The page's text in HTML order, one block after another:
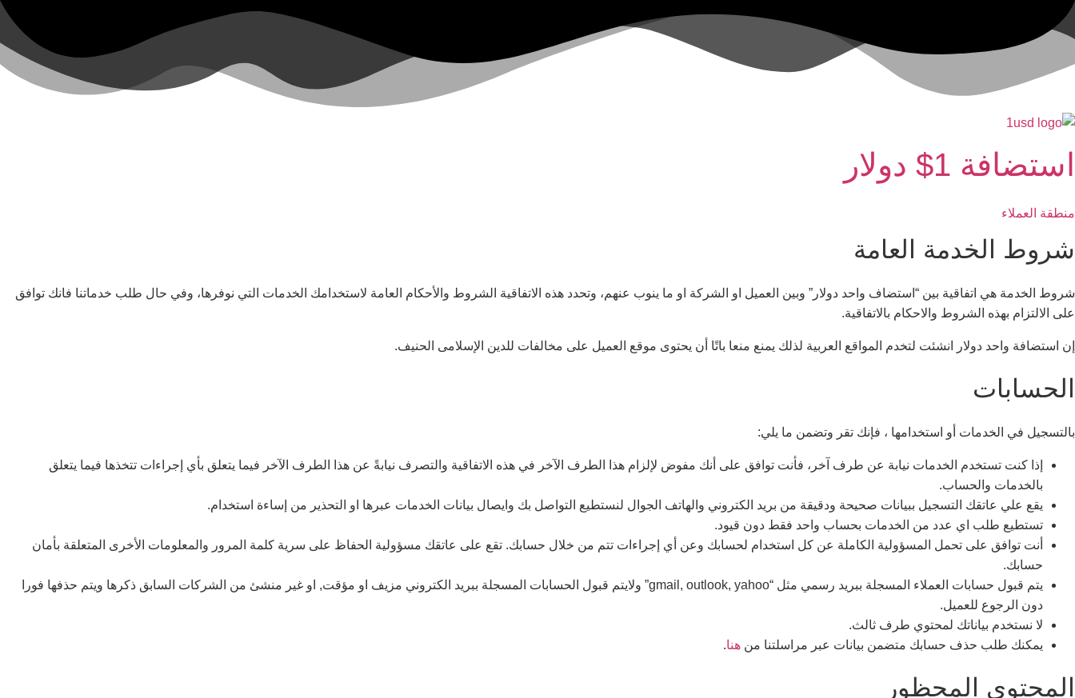
استضافة 1$ دولار
منطقة العملاء
شروط الخدمة العامة
شروط الخدمة هي اتفاقية بين “استضاف واحد دولار” وبين العميل او الشركة او ما ينوب عنهم، وتحدد هذه الاتفاقية الشروط والأحكام العامة لاستخدامك الخدمات التي نوفرها، وفي حال طلب خدماتنا فانك توافق
على الالتزام بهذه الشروط والاحكام بالاتفاقية.
إن استضافة واحد دولار انشئت لتخدم المواقع العربية لذلك يمنع منعا باتًا أن يحتوى موقع العميل على مخالفات للدين الإسلامى الحنيف.
الحسابات
بالتسجيل في الخدمات أو استخدامها ، فإنك تقر وتضمن ما يلي:
إذا كنت تستخدم الخدمات نيابة عن طرف آخر، فأنت توافق على أنك مفوض لإلزام هذا الطرف الآخر في هذه الاتفاقية والتصرف نيابةً عن هذا الطرف الآخر فيما يتعلق بأي إجراءات تتخذها فيما يتعلق
بالخدمات والحساب.
يقع علي عاتقك التسجيل ببيانات صحيحة ودقيقة من بريد الكتروني والهاتف الجوال لنستطيع التواصل بك وايصال بيانات الخدمات عبرها او التحذير من إساءة استخدام.
تستطيع طلب اي عدد من الخدمات بحساب واحد فقط دون قيود.
أنت توافق على تحمل المسؤولية الكاملة عن كل استخدام لحسابك وعن أي إجراءات تتم من خلال حسابك. تقع على عاتقك مسؤولية الحفاظ على سرية كلمة المرور والمعلومات الأخرى المتعلقة بأمان
حسابك.
يتم قبول حسابات العملاء المسجلة ببريد رسمي مثل “gmail, outlook, yahoo” ولايتم قبول الحسابات المسجلة ببريد الكتروني مزيف او مؤقت, او غير منشئ من الشركات السابق ذكرها ويتم حذفها فورا
دون الرجوع للعميل.
لا نستخدم بياناتك لمحتوي طرف ثالث.
يمكنك طلب حذف حسابك متضمن بيانات عبر مراسلتنا من هنا.
المحتوي المحظور